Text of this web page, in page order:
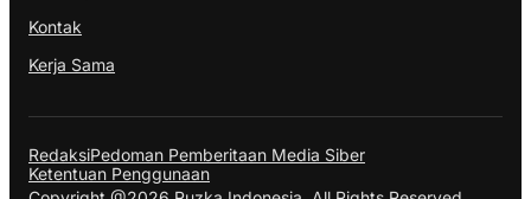
Kontak
Kerja Sama
RedaksiPedoman Pemberitaan Media Siber
Ketentuan Penggunaan